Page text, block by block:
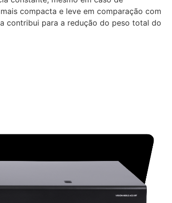
compacta e leve em comparação com
contribui para a redução do peso total do